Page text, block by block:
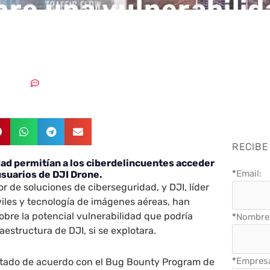
una
permitían a los ciberdelincuentes acceder
de DJI Drone.
de soluciones de ciberseguridad, y DJI, líder
y tecnología de imágenes aéreas, han
la potencial vulnerabilidad que podría
de DJI, si se explotara.
de acuerdo con el Bug Bounty Program de
*Email:
*
*